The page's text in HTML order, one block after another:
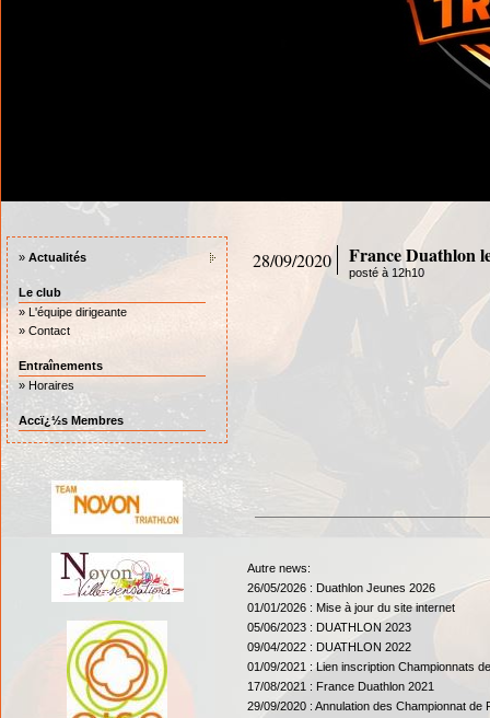
» Actualités
Le club
» L'équipe dirigeante
» Contact
Entraînements
» Horaires
Accï¿½s Membres
28/09/2020 France Duathlon
posté à 12h10
Autre news:
26/05/2026 : Duathlon Jeunes 2026
01/01/2026 : Mise à jour du site internet
05/06/2023 : DUATHLON 2023
09/04/2022 : DUATHLON 2022
01/09/2021 : Lien inscription Championnats
17/08/2021 : France Duathlon 2021
29/09/2020 : Annulation des Championnat de